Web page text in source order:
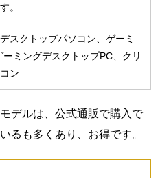
。
スクトップパソコン、ゲーミ
ーミングデスクトップPC、クリ
ン
デルは、公式通販で購入で
るも多くあり、お得です。